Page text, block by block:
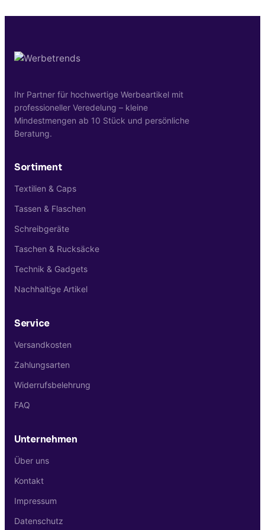
oder einer Kraft-Papierbanderole geliefert
werten das Tuch als Give-away optisch
Ihr Partner für hochwertige Werbeartikel mit
professioneller Veredelung – kleine
Mindestmengen ab 10 Stück und persönliche
Beratung.
Sortiment
Textilien & Caps
Tassen & Flaschen
Schreibgeräte
Taschen & Rucksäcke
Technik & Gadgets
Nachhaltige Artikel
Service
Versandkosten
Zahlungsarten
Widerrufsbelehrung
FAQ
Unternehmen
Über uns
Kontakt
Impressum
Datenschutz